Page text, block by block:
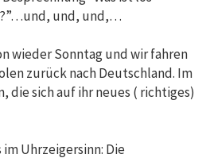
und, und,…
wieder Sonntag und wir fahren
zurück nach Deutschland. Im
die sich auf ihr neues ( richtiges)
Uhrzeigersinn: Die